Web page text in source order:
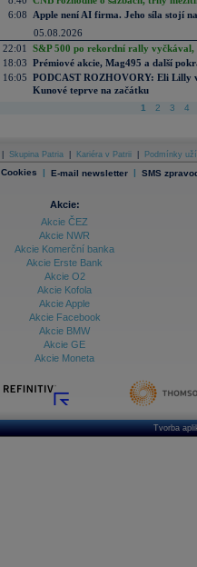
6:08
Apple není AI firma. Jeho síla stojí
05.08.2026
22:01
S&P 500 po rekordní rally vyčkával,
18:03 Prémiové akcie, Mag495 a další
16:05 PODCAST ROZHOVORY: Eli Lilly
Kunové teprve na začátku
1 2 3 4
Skupina Patria Kariéra v Patrii Podmínky
Cookies | E-mail newsletter | SMS
Akcie:
Akcie ČEZ
Akcie NWR
Akcie Komerční banka
Akcie Erste Bank
Akcie O2
Akcie Kofola
Akcie Apple
Akcie Facebook
Akcie BMW
Akcie GE
Akcie Moneta
Tvorba